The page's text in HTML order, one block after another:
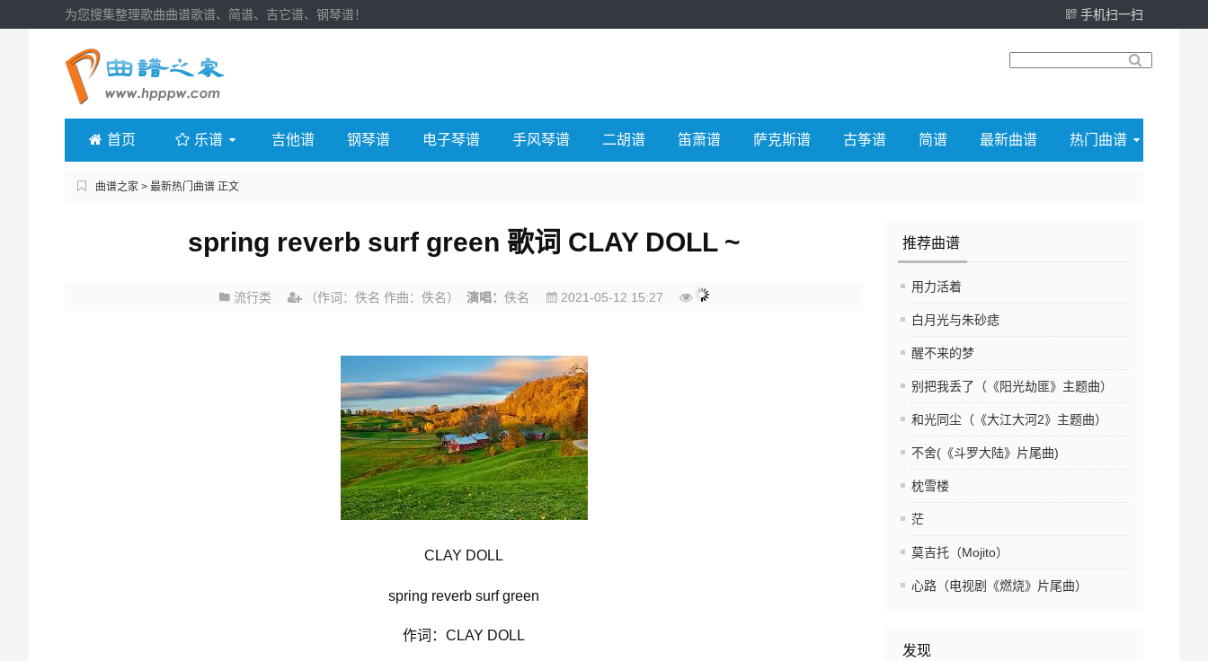
为您搜集整理歌曲曲谱歌谱、简谱、吉它谱、钢琴谱！ 手机扫一扫
首页 乐谱 吉他谱 钢琴谱 电子琴谱 手风琴谱 二胡谱 笛萧谱 萨克斯谱 古筝谱 简谱 最新曲谱 热门曲谱
曲谱之家 > 最新热门曲谱 正文
推荐曲谱
用力活着
白月光与朱砂痣
醒不来的梦
别把我丢了（《阳光劫匪》主题曲）
和光同尘（《大江大河2》主题曲）
不舍(《斗罗大陆》片尾曲)
枕雪楼
茫
莫吉托（Mojito）
心路（电视剧《燃烧》片尾曲）
发现
spring reverb surf green 歌词 CLAY DOLL ~
流行类 （作词：佚名 作曲：佚名） 演唱： 佚名 2021-05-12 15:27
CLAY DOLL
spring reverb surf green
作词：CLAY DOLL